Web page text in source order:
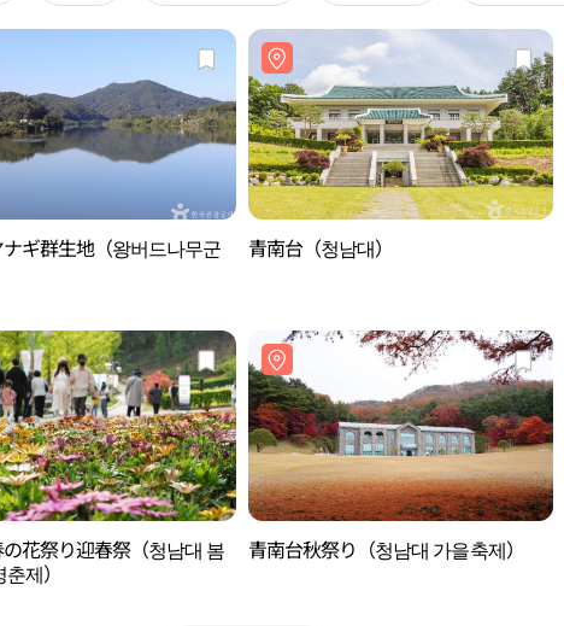
ギ群生地（왕버드나무군
青南台（청남대）
花祭り迎春祭（청남대 봄
제）
青南台秋祭り（청남대 가을축제）